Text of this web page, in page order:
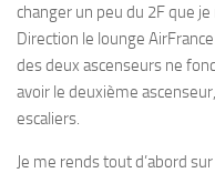
changer un peu du 2F que
Direction le lounge
des deux ascenseurs ne
avoir le deuxième
escaliers.
Je me rends tout d’abord